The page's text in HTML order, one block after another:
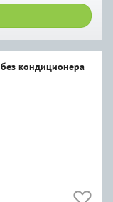
кондиционера